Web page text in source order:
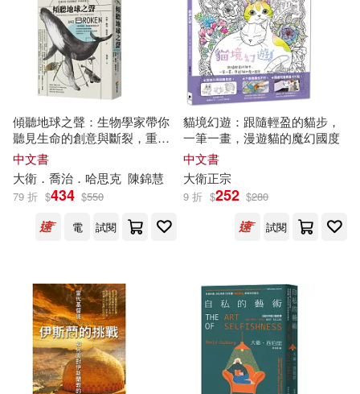
プレステージ出版（写真集）(149)
崔鍾雷(148)
鄭春華(139) TMA(137)
編輯部(133)
衛斯理(129) 孫寶文(122)
橘公司(118) 彌勒皇佛(115)
時報出版(1621)
化學工業出版社(1552)
商務印書館(1519)
青文(1517)
中國人民大學出版社(1418)
中信出版社(1303)
社會科學文獻出版社(1248)
本週上市新品(342)
電子書 (可複選)
適合手機平板閱讀(11178)
適合平板閱讀(15035)
免費電子書(824)
其他 (可複選)
現在可購買商品(109735)
傾聽地球之聲：生物學家帶你
聽見生命的創意與斷裂，重拾
人與萬物的連結
中文書
大衛 ．喬治．哈思克 陳錦慧
79 折 $434 $550
電
試閱
貓境幻遊：跟隨輕盈的貓步，
一筆一畫，漫遊貓的魔幻國度
中文書
大衛正宗
9 折 $252 $280
試閱